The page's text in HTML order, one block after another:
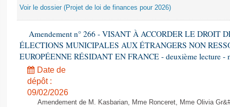
Budget et sécurité sociale
Questions écrites et orales
Comptes rendus des débats
Voir le dossier (Projet de loi de finances pour 2026)
Amendement n° 266 - VISANT À ACCORDER LE DROIT
ÉLECTIONS MUNICIPALES AUX ÉTRANGERS NON
EUROPÉENNE RÉSIDANT EN FRANCE - deuxième lecture -
Date de
dépôt :
09/02/2026
Amendement de M. Kasbarian, Mme Ronceret, Mme Olivia